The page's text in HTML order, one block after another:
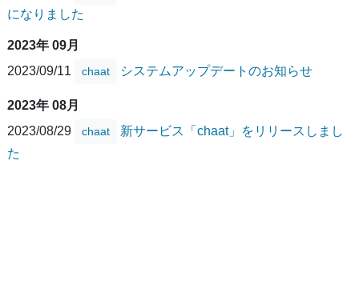
になりました
2023年 09月
2023/09/11
chaat システムアップデートのお知らせ
2023年 08月
2023/08/29
chaat
新サービス「chaat」をリリースしまし
た